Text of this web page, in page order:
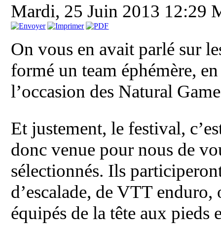
Mardi, 25 Juin 2013 12:29
On vous en avait parlé sur
formé un team éphémère,
l’occasion des Natural
Et justement, le festival,
donc venue pour nous de
sélectionnés. Ils
d’escalade, de VTT
équipés de la tête aux pieds